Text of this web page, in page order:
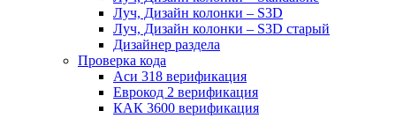
Луч, Дизайн колонки – S3D
Луч, Дизайн колонки – S3D старый
Дизайнер раздела
Проверка кода
Аси 318 верификация
Еврокод 2 верификация
КАК 3600 верификация